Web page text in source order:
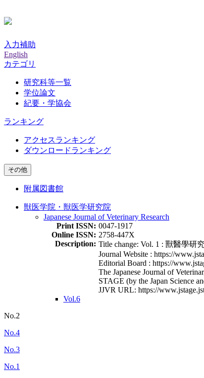
入力補助
English
カテゴリ
研究科等一覧
学位論文
紀要・学協会
ランキング
アクセスランキング
ダウンロードランキング
その他
附属図書館
獣医学院・獣医学研究院
Japanese Journal of Veterinary Research
Print ISSN: 0047-1917
Online ISSN: 2758-447X
Description: Title change: Vol. 1 : 獸醫學研
Journal Website : https://
Editorial Board : https://
The Japanese Journal of
STAGE (by the Japan Science
JJVR URL: https://
Vol.6
No.2
No.4
No.3
No.1